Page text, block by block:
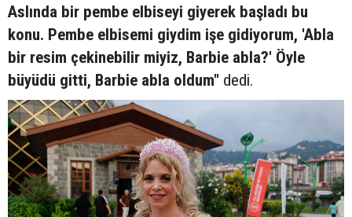
Aslında bir pembe elbiseyi giyerek başladı bu
konu. Pembe elbisemi giydim işe gidiyorum, 'Abla
bir resim çekinebilir miyiz, Barbie abla?' Öyle
büyüdü gitti, Barbie abla oldum" dedi.